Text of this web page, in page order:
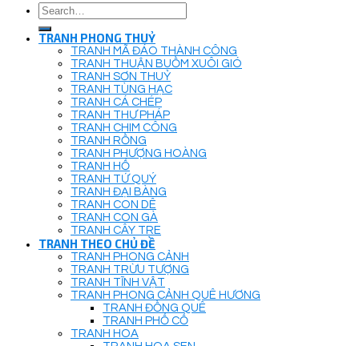
Search
for:
TRANH PHONG THUỶ
TRANH MÃ ĐÁO THÀNH CÔNG
TRANH THUẬN BUỒM XUÔI GIÓ
TRANH SƠN THUỶ
TRANH TÙNG HẠC
TRANH CÁ CHÉP
TRANH THƯ PHÁP
TRANH CHIM CÔNG
TRANH RỒNG
TRANH PHƯỢNG HOÀNG
TRANH HỔ
TRANH TỨ QUÝ
TRANH ĐẠI BÀNG
TRANH CON DÊ
TRANH CON GÀ
TRANH CÂY TRE
TRANH THEO CHỦ ĐỀ
TRANH PHONG CẢNH
TRANH TRỪU TƯỢNG
TRANH TĨNH VẬT
TRANH PHONG CẢNH QUÊ HƯƠNG
TRANH ĐỒNG QUÊ
TRANH PHỐ CỔ
TRANH HOA